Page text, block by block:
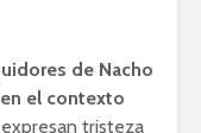
de Nacho
el contexto
tristeza